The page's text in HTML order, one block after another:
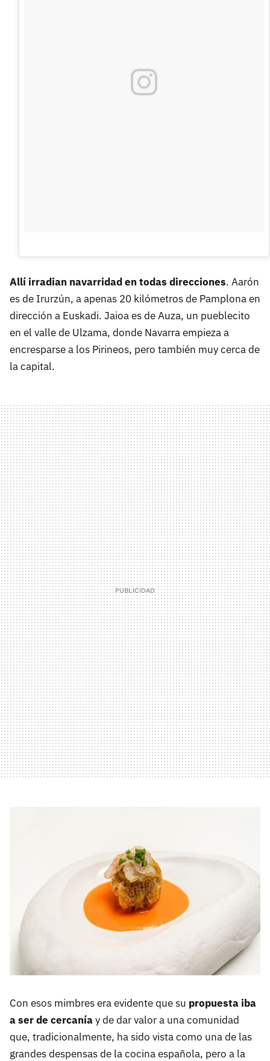
Allí irradian navarridad en todas direcciones. Aarón
es de Irurzún, a apenas 20 kilómetros de Pamplona en
dirección a Euskadi. Jaioa es de Auza, un pueblecito
en el valle de Ulzama, donde Navarra empieza a
encresparse a los Pirineos, pero también muy cerca de
la capital.
Con esos mimbres era evidente que su propuesta iba
a ser de cercaníay de dar valor a una comunidad
que, tradicionalmente, ha sido vista como una de las
grandes despensas de la cocina española, pero a la